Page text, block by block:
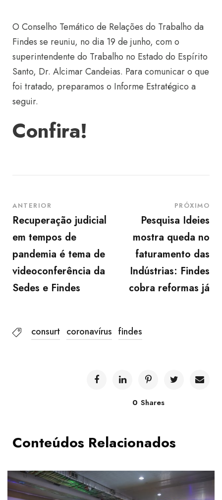
O Conselho Temático de Relações do Trabalho da
Findes se reuniu, no dia 19 de junho, com o
superintendente do Trabalho no Estado do Espírito
Santo, Dr. Alcimar Candeias. Para comunicar o que
foi tratado, preparamos o Informe Estratégico a
seguir.
Confira!
ANTERIOR
Recuperação judicial
em tempos de
pandemia é tema de
videoconferência da
Sedes e Findes
PRÓXIMO
Pesquisa Ideies
mostra queda no
faturamento das
Indústrias: Findes
cobra reformas já
consurt coronavírus findes
0 Shares
Conteúdos Relacionados